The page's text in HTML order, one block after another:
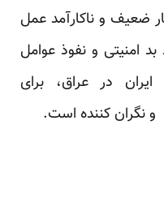
ضعیف و ناکارآمد عمل
امنیتی و نفوذ عوامل
در عراق، برای
و نگران کننده است.